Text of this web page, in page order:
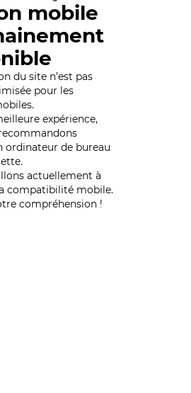
mobile
du site n’est pas
pour les
expérience,
ordinateur de bureau
actuellement à
compatibilité mobile.
compréhension !